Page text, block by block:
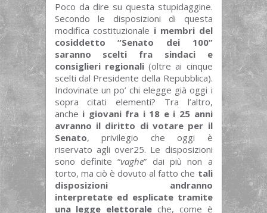
Poco da dire su questa stupidaggine.
Secondo le disposizioni di questa
modifica costituzionale i membri del
cosiddetto “Senato dei 100”
saranno scelti fra sindaci e
consiglieri regionali(oltre ai cinque
scelti dal Presidente della Repubblica).
Indovinate un po’ chi elegge già oggi i
sopra citati elementi? Tra l’altro,
anche i giovani fra i 18 e i 25 anni
avranno il diritto di votare per il
Senato, privilegio che oggi è
riservato agli over25. Le disposizioni
sono definite “vaghe” dai più non a
torto, ma ciò è dovuto al fatto che tali
disposizioni andranno
interpretate ed esplicate tramite
una legge elettorale che, come è